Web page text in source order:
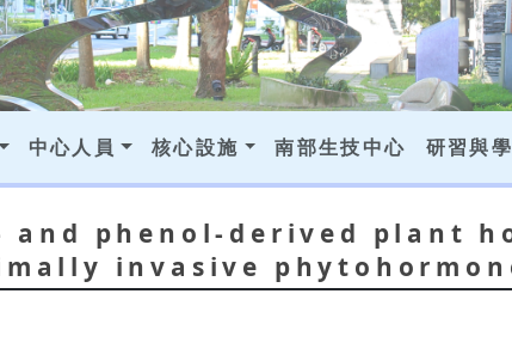
中心人員 核心設施 南部生技中心 研習與
phenol-derived plant
invasive